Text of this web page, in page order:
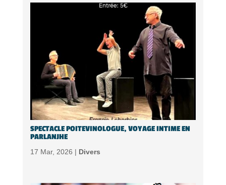
SPECTACLE POITEVINOLOGUE, VOYAGE INTIME EN
PARLANJHE
17 Mar, 2026 | Divers